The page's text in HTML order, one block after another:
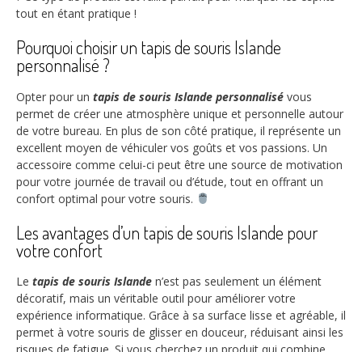
tout en étant pratique !
Pourquoi choisir un tapis de souris Islande
personnalisé ?
Opter pour un tapis de souris Islande personnalisé vous
permet de créer une atmosphère unique et personnelle autour
de votre bureau. En plus de son côté pratique, il représente un
excellent moyen de véhiculer vos goûts et vos passions. Un
accessoire comme celui-ci peut être une source de motivation
pour votre journée de travail ou d’étude, tout en offrant un
confort optimal pour votre souris.
Les avantages d’un tapis de souris Islande pour
votre confort
Le tapis de souris Islande n’est pas seulement un élément
décoratif, mais un véritable outil pour améliorer votre
expérience informatique. Grâce à sa surface lisse et agréable, il
permet à votre souris de glisser en douceur, réduisant ainsi les